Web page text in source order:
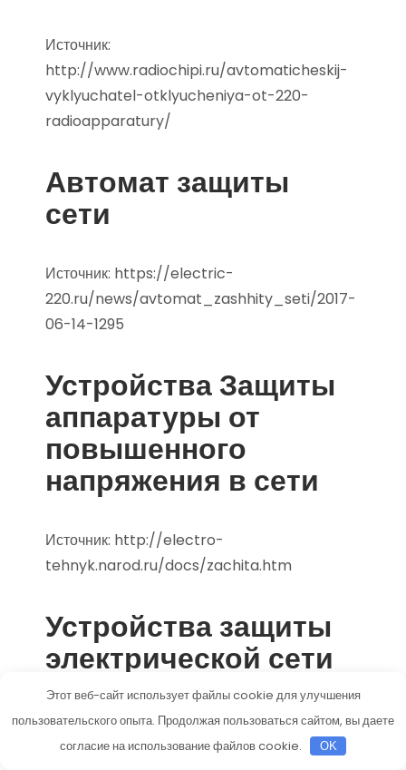
Источник:
http://www.radiochipi.ru/avtomaticheskij-
vyklyuchatel-otklyucheniya-ot-220-
radioapparatury/
Автомат защиты
сети
Источник: https://electric-
220.ru/news/avtomat_zashhity_seti/2017-
06-14-1295
Устройства Защиты
аппаратуры от
повышенного
напряжения в сети
Источник: http://electro-
tehnyk.narod.ru/docs/zachita.htm
Устройства защиты
электрической сети
К сожалению, в домашней электрической сети
вполне возможна пожароопасная ситуация
Этот веб-сайт использует файлы cookie для улучшения
пользовательского опыта. Продолжая пользоваться сайтом, вы даете
согласие на использование файлов cookie.
OK